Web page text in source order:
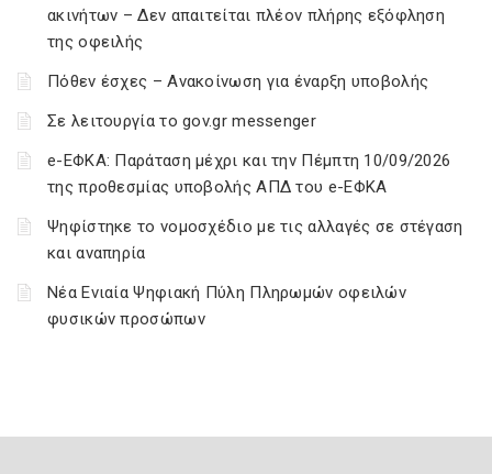
ακινήτων – Δεν απαιτείται πλέον πλήρης εξόφληση
της οφειλής
Πόθεν έσχες – Ανακοίνωση για έναρξη υποβολής
Σε λειτουργία το gov.gr messenger
e-ΕΦΚΑ: Παράταση μέχρι και την Πέμπτη 10/09/2026
της προθεσμίας υποβολής ΑΠΔ του e-ΕΦΚΑ
Ψηφίστηκε το νομοσχέδιο με τις αλλαγές σε στέγαση
και αναπηρία
Νέα Ενιαία Ψηφιακή Πύλη Πληρωμών οφειλών
φυσικών προσώπων